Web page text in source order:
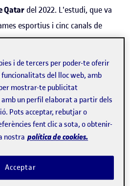
Qatar del 2022. L'estudi, que va
esportius i cinc canals de
que lesdoneshi van
majoritàriament secundari, amb
i centrades en temes menors.
va emetre,El Chiringuito
en tota la cobertura, mentre que
narrador esportiuMiguel Ángel
ocupar els llocs de lideratge
i de tercers per poder-te oferir
del lloc web, amb
mostrar-te publicitat
un perfil elaborat a partir dels
Pots acceptar, rebutjar o
fent clic a sota, o obtenir-
nostra política de cookies.
Acceptar